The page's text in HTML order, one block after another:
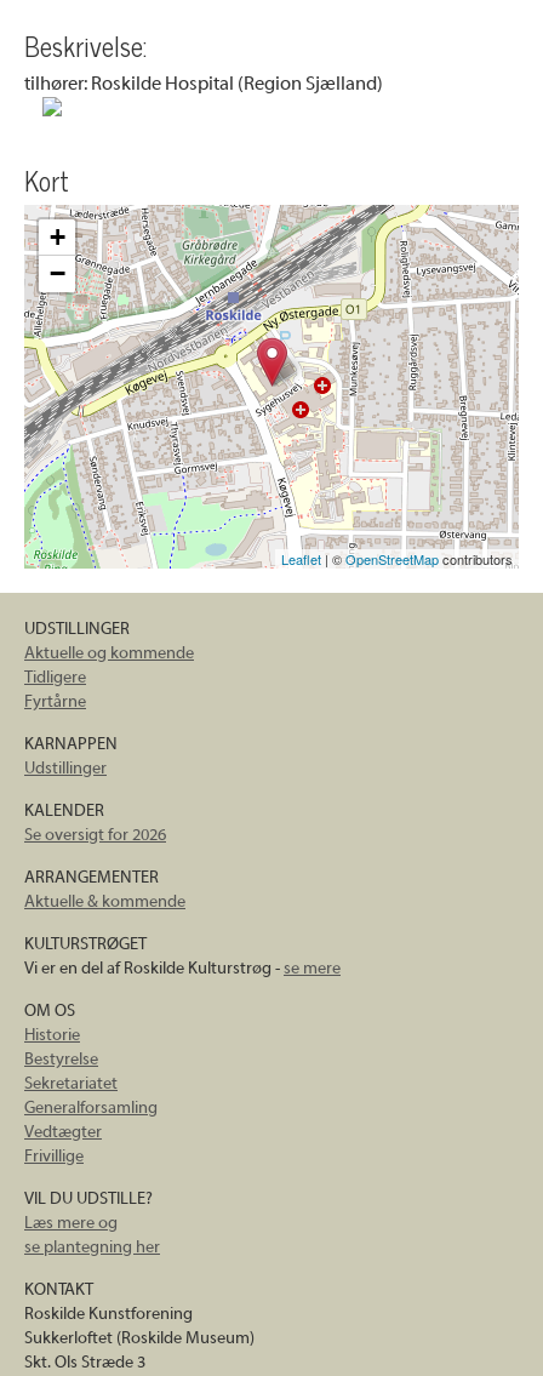
Beskrivelse:
tilhører: Roskilde Hospital (Region Sjælland)
Kort
+
−
Leaflet | ©OpenStreetMapcontributors
UDSTILLINGER
Aktuelle og kommende
Tidligere
Fyrtårne
KARNAPPEN
Udstillinger
KALENDER
Se oversigt for 2026
ARRANGEMENTER
Aktuelle & kommende
KULTURSTRØGET
Vi er en del af Roskilde Kulturstrøg -se mere
OM OS
Historie
Bestyrelse
Sekretariatet
Generalforsamling
Vedtægter
Frivillige
VIL DU UDSTILLE?
Læs mere og
se plantegning her
KONTAKT
Roskilde Kunstforening
Sukkerloftet (Roskilde Museum)
Skt. Ols Stræde 3